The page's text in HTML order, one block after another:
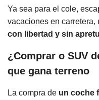
Ya sea para el cole,
vacaciones en
con libertad y sin
¿Comprar o SUV
que gana terreno
La compra de un coche